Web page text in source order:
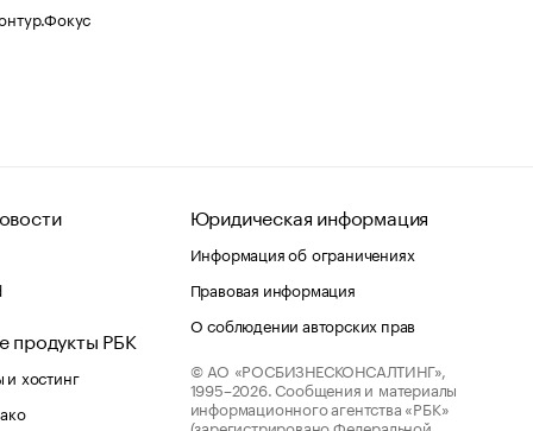
продукты РБК
хостинг
Юридическая информация
Информация об ограничениях
Правовая информация
О соблюдении авторских прав
© АО «РОСБИЗНЕСКОНСАЛТИНГ»,
1995–2026. Сообщения и материалы
информационного агентства «РБК»
(зарегистрировано Федеральной